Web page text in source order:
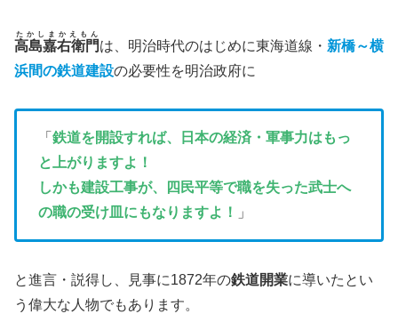
高島嘉右衛門
たかしまかえもん
は、明治時代のはじめに東海道線・ 新橋～横
浜間の鉄道建設の必要性を明治政府に
「 鉄道を開設すれば、日本の経済・軍事力はもっ
と上がりますよ！
しかも建設工事が、四民平等で職を失った武士へ
の職の受け皿にもなりますよ！
」
と進言・説得し、見事に1872年の鉄道開業に導いたとい
う偉大な人物でもあります。